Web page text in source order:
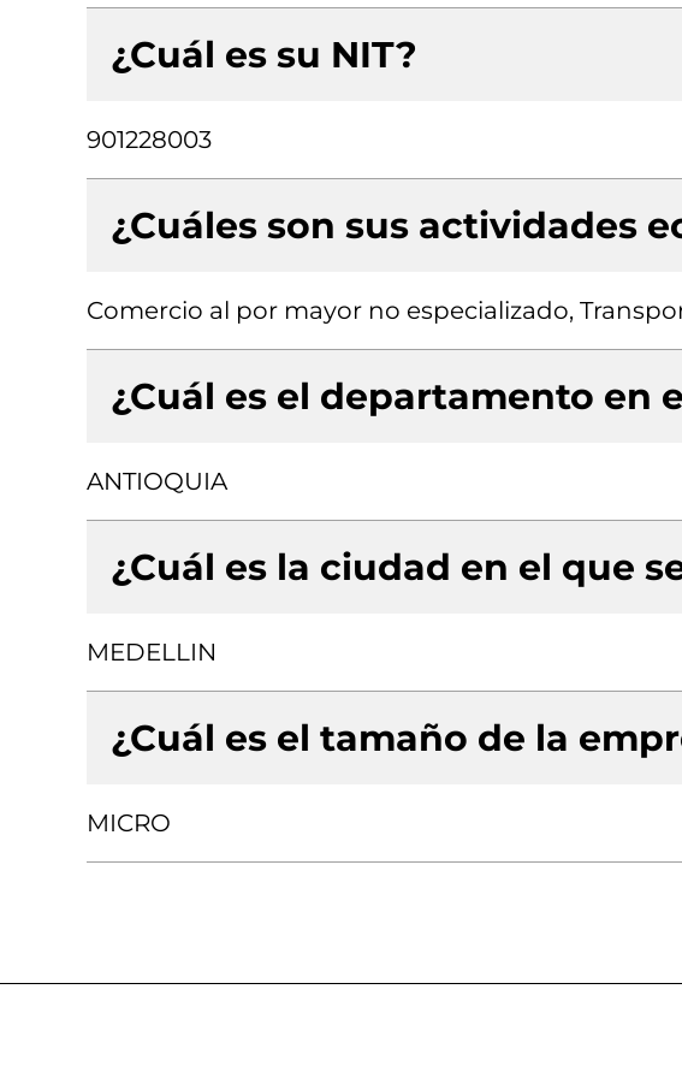
¿Cuál es su NIT?
901228003
¿Cuáles son sus actividades
Comercio al por mayor no especializado,
¿Cuál es el departamento en
ANTIOQUIA
¿Cuál es la ciudad en el que
MEDELLIN
¿Cuál es el tamaño de la
MICRO